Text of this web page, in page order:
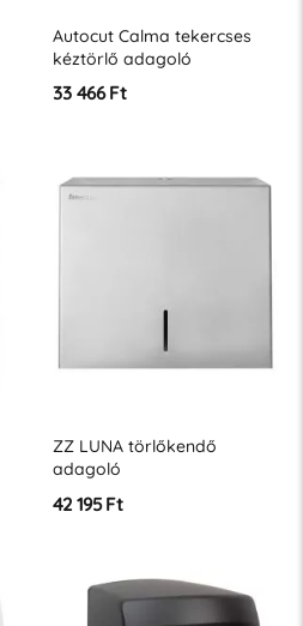
Autocut Calma tekercses
kéztörlő adagoló
33 466 Ft
ZZ LUNA törlőkendő
adagoló
42 195 Ft